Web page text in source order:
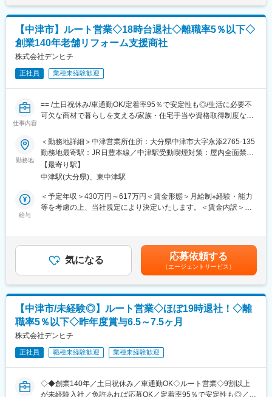
が整っているため、営業経験がない方でも積極的にチャレンジし
てください。
変更の範囲：会社の定める業務
■職務詳細
・既存取引先への訪問
・ 商品提案（1日5～10件）
・納品時の訪問を通じた課題ヒアリング
・見積作成、受発注、配送対応
・AI、ロボットなど幅広い商材の提案
■組織体制
入社後3ヶ月は専属の教育担当がつき、 商材理解から取引先の引
き継ぎまで丁寧にサポートします。
段階的に業務に慣れていただきます。
■未経験でも安心の理由
・入社後3ヶ月は営業同行＋倉庫業務で基礎から習得
・独り立ちまで1～3年かけてじっくり育成
・メーカー研修や展示会で専門知識も習得可能
・3年以降：担当顧客を持ち、提案力を強化
・将来：新規開拓や所長などへのキャリアアップも可能
※営業力が身につく環境のため、将来的な市場価値向上にもつなが
ります
■企業の特徴／魅力
・製造業を支える産業機器商社として、 お客様の生産性向上に貢
献しています。
・ AIやロボットなどの最新技術も扱い、 自動車・スマートフォ
ン・住宅関連など、 幅広い業界のモノづくりを支えています。
り組める環境です。
は固定手当を含めた表記です。
【中津市】ルート営業◇18時台退社◇離職率5％以下◇
創業140年老舗リフォーム支援商社
株式会社デンヒチ
正社員 業種未経験歓迎
仕事内容
== /土日祝休み/車通勤OK/定着率95％で安定性も◎/生活に必要不
可欠な商材で暮らしを支える/家族・住宅手当や資格取得制度など
■主な業務内容：
リフォーム総合支援商社である当社にて、住宅設備機器などの販
売業務をお任せします。
＜提案先＞
◇住宅工務店やハウスメーカー、リフォーム会社等
＜商材＞
◇既存顧客へのルート営業
◇担当社数：入社半年後20～30社、2～3年後30～50社予定
◇既存顧客：9割・新規顧客：1割（週1回程度）
社内に工事部門や物流部門があり、休日／夜間の製品搬入作業や
工事立ち会い業務等は緊急時以外ありません。
商品の発注～納期管理、納品、事務作業等についてはサポート部
門で行うため、営業活動に専念できる環境です。
■モデル年収例：
・498万円 入社7年目 主任：月給28.7万円＋賞与
・606万円 入社11年目 課長代理：月給37.5万円＋賞与
・743万円 入社16年目 エリアマネージャー：月給47.7万円＋
勤務地
＜勤務地詳細＞中津営業所住所：大分県中津市大字永添2765-135
勤務地最寄駅：JR日豊本線／中津駅受動喫煙対策：屋内全面禁煙
変更の範囲：会社の定める事業所
【最寄り駅】
中津駅(大分県)、東中津駅
給与
＜予定年収＞430万円～617万円＜賃金形態＞月給制※経験・能力
等を考慮の上、当社規定により決定いたします。＜賃金内訳＞月
月給＞259,288円～394,702円（一律手当を含む）＜昇給有無＞有
＜残業手当＞有＜給与補足＞■昇給：年1回(10月)■賞与：年３回定
期賞与2回(夏期7月、冬期12月)決算賞与1回(10月)※前年度実績：
基本給の6.5ヶ月分～7.5ヶ月分/年■手当：格付け手当＋その他手当
賃金はあくまでも目安の金額であり、選考を通じて上下する可能
性があります。月給(月額)は固定手当を含めた表記です。
気になる 応募依頼する
（エージェントサービス）
【中津市/未経験◎】ルート営業◇ほぼ19時退社！◇離
職率5％以下◇昨年度賞与6.5～7.5ヶ月
株式会社デンヒチ
正社員 職種未経験歓迎 業種未経験歓迎
◇◆創業140年／土日祝休み／車通勤OK◇ルート営業◇9割以上
が未経験入社／免許あれば応募OK／定着率95％で安定性も◎／生